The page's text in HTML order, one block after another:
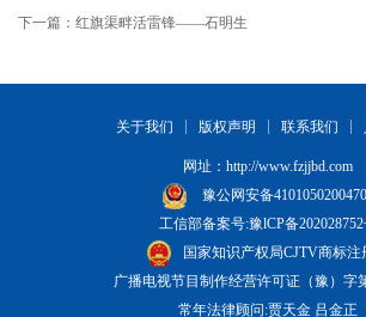
下一篇：红旗渠畔活雷锋——石明生
关于我们 版权声明 联系我们
网址： http://www.fzjjbd.com
豫公网安备
工信部备案号:豫lCP备
国家知识产权局CJTV商标注
广播电视节目制作经营许可证（豫）字
常年法律顾问:贾天金 吕金正